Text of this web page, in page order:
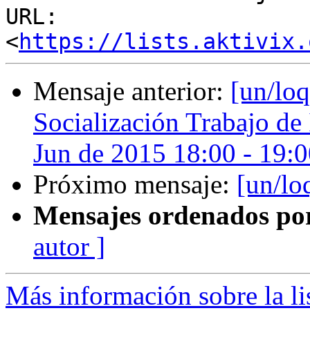
URL:
<https://
Mensaje anterior: [un/
Socialización Trabajo
Jun de 2015 18:00 -
Próximo mensaje: [un/
Mensajes ordenados
autor ]
Más información sobre la